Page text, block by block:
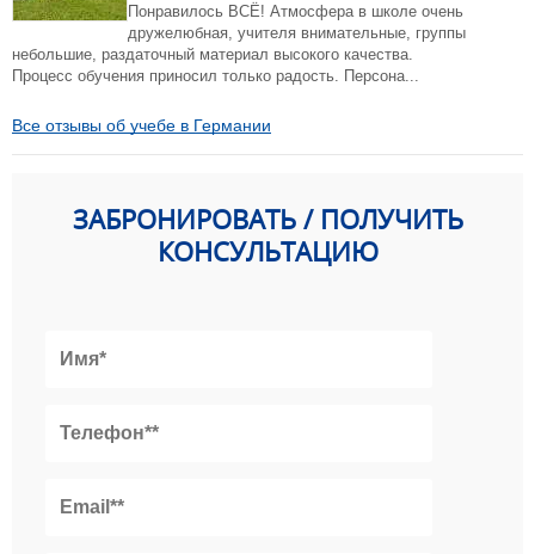
Понравилось ВСЁ! Атмосфера в школе очень
дружелюбная, учителя внимательные, группы
небольшие, раздаточный материал высокого качества.
Процесс обучения приносил только радость. Персона...
Все отзывы об учебе в Германии
ЗАБРОНИРОВАТЬ / ПОЛУЧИТЬ
КОНСУЛЬТАЦИЮ